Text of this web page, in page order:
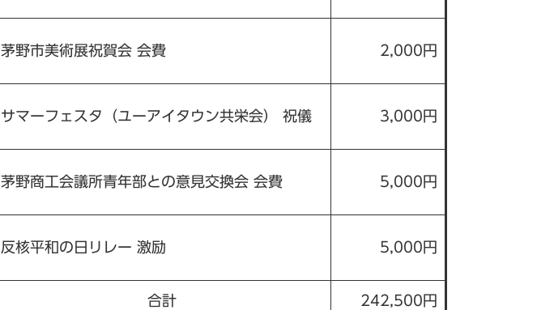
茅野市美術展祝賀会 会費 2,000円
サマーフェスタ（ユーアイタウン共栄会） 祝儀 3,000円
茅野商工会議所青年部との意見交換会 会費 5,000円
反核平和の日リレー 激励 5,000円
合計 242,500円